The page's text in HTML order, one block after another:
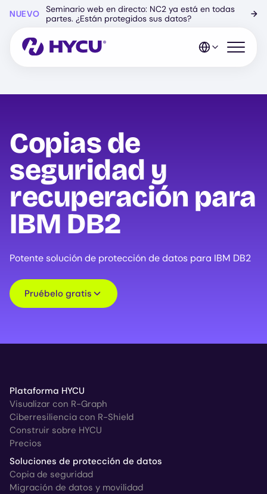
principal
NUEVO
Seminario web en directo: NC2 ya está en todas
partes. ¿Están protegidos sus datos?
→
Abrir el
Copias de
seguridad y
recuperación para
IBM DB2
Potente solución de protección de datos para IBM DB2
Pruébelo gratis
Plataforma HYCU
Visualizar con R-Graph
Ciberresiliencia con R-Shield
Construir sobre HYCU
Precios
Soluciones de protección de datos
Copia de seguridad
Migración de datos y movilidad